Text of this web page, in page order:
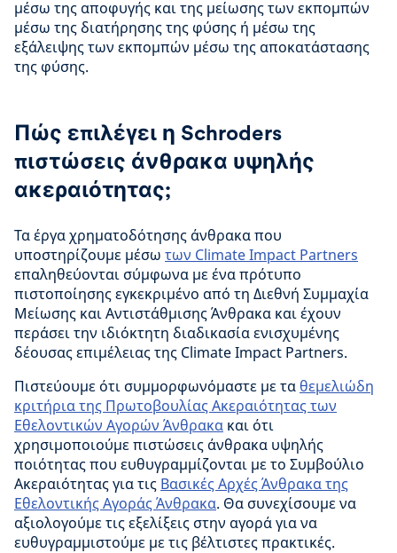
μέσω της αποφυγής και της μείωσης των εκπομπών
μέσω της διατήρησης της φύσης ή μέσω της
εξάλειψης των εκπομπών μέσω της αποκατάστασης
της φύσης.
Πώς επιλέγει η Schroders
πιστώσεις άνθρακα υψηλής
ακεραιότητας;
Τα έργα χρηματοδότησης άνθρακα που
υποστηρίζουμε μέσω των Climate Impact Partners
επαληθεύονται σύμφωνα με ένα πρότυπο
πιστοποίησης εγκεκριμένο από τη Διεθνή Συμμαχία
Μείωσης και Αντιστάθμισης Άνθρακα και έχουν
περάσει την ιδιόκτητη διαδικασία ενισχυμένης
δέουσας επιμέλειας της Climate Impact Partners.
Πιστεύουμε ότι συμμορφωνόμαστε με τα θεμελιώδη
κριτήρια της Πρωτοβουλίας Ακεραιότητας των
Εθελοντικών Αγορών Άνθρακα και ότι
χρησιμοποιούμε πιστώσεις άνθρακα υψηλής
ποιότητας που ευθυγραμμίζονται με το Συμβούλιο
Ακεραιότητας για τις Βασικές Αρχές Άνθρακα της
Εθελοντικής Αγοράς Άνθρακα. Θα συνεχίσουμε να
αξιολογούμε τις εξελίξεις στην αγορά για να
ευθυγραμμιστούμε με τις βέλτιστες πρακτικές.